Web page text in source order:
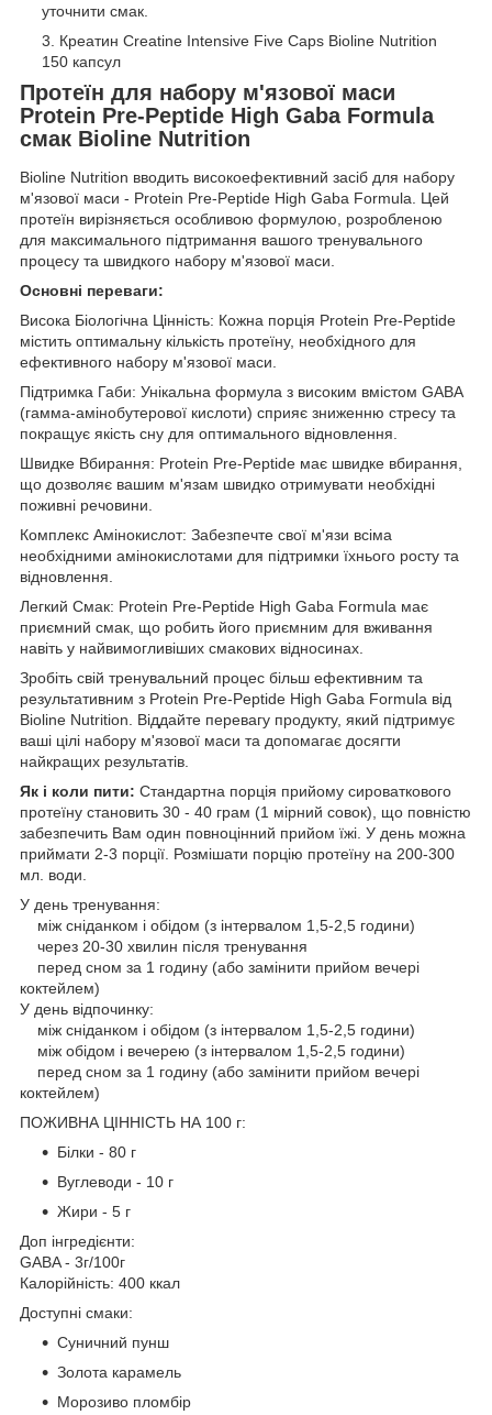
уточнити смак.
Креатин Creatine Intensive Five Caps Bioline Nutrition
150 капсул
Протеїн для набору м'язової маси
Protein Pre-Peptide High Gaba Formula
смак Bioline Nutrition
Bioline Nutrition вводить високоефективний засіб для набору
м'язової маси - Protein Pre-Peptide High Gaba Formula. Цей
протеїн вирізняється особливою формулою, розробленою
для максимального підтримання вашого тренувального
процесу та швидкого набору м'язової маси.
Основні переваги:
Висока Біологічна Цінність: Кожна порція Protein Pre-Peptide
містить оптимальну кількість протеїну, необхідного для
ефективного набору м'язової маси.
Підтримка Габи: Унікальна формула з високим вмістом GABA
(гамма-амінобутерової кислоти) сприяє зниженню стресу та
покращує якість сну для оптимального відновлення.
Швидке Вбирання: Protein Pre-Peptide має швидке вбирання,
що дозволяє вашим м'язам швидко отримувати необхідні
поживні речовини.
Комплекс Амінокислот: Забезпечте свої м'язи всіма
необхідними амінокислотами для підтримки їхнього росту та
відновлення.
Легкий Смак: Protein Pre-Peptide High Gaba Formula має
приємний смак, що робить його приємним для вживання
навіть у найвимогливіших смакових відносинах.
Зробіть свій тренувальний процес більш ефективним та
результативним з Protein Pre-Peptide High Gaba Formula від
Bioline Nutrition. Віддайте перевагу продукту, який підтримує
ваші цілі набору м'язової маси та допомагає досягти
найкращих результатів.
Як і коли пити: Стандартна порція прийому сироваткового
протеїну становить 30 - 40 грам (1 мірний совок), що повністю
забезпечить Вам один повноцінний прийом їжі. У день можна
приймати 2-3 порції. Розмішати порцію протеїну на 200-300
мл. води.
У день тренування:
між сніданком і обідом (з інтервалом 1,5-2,5 години)
через 20-30 хвилин після тренування
перед сном за 1 годину (або замінити прийом вечері
коктейлем)
У день відпочинку:
між сніданком і обідом (з інтервалом 1,5-2,5 години)
між обідом і вечерею (з інтервалом 1,5-2,5 години)
перед сном за 1 годину (або замінити прийом вечері
коктейлем)
ПОЖИВНА ЦІННІСТЬ НА 100 г:
Білки - 80 г
Вуглеводи - 10 г
Жири - 5 г
Доп інгредієнти:
GABA - 3г/100г
Калорійність: 400 ккал
Доступні смаки:
Суничний пунш
Золота карамель
Морозиво пломбір